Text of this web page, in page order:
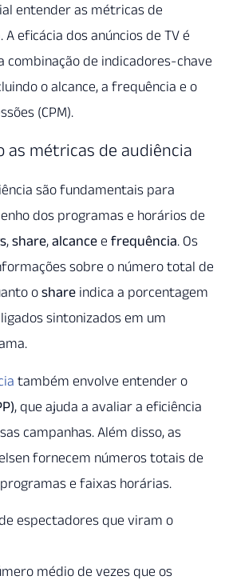
entender as métricas de
eficácia dos anúncios de TV é
combinação de indicadores-chave
o alcance, a frequência e o
(CPM).
as métricas de audiência
são fundamentais para
dos programas e horários de
, share, alcance e frequência. Os
sobre o número total de
o share indica a porcentagem
sintonizados em um
também envolve entender o
, que ajuda a avaliar a eficiência
campanhas. Além disso, as
fornecem números totais de
e faixas horárias.
espectadores que viram o
médio de vezes que os